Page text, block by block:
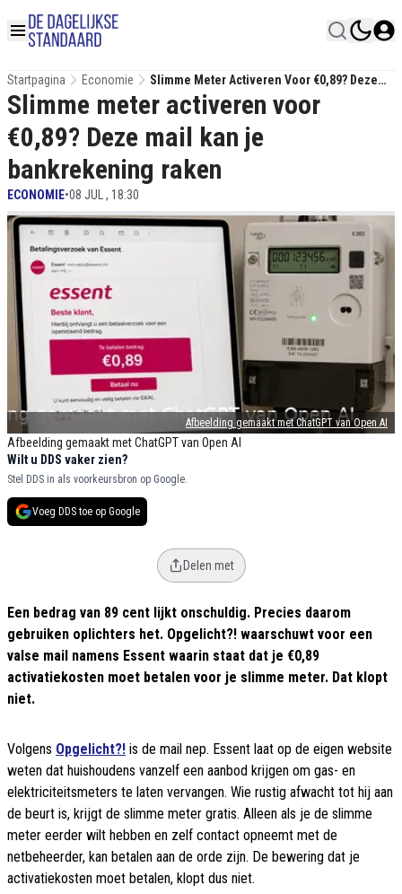
Startpagina Economie
Slimme Meter Activeren Voor €0,89? Deze
Mail Kan Je Bankrekening Raken
Afbeelding gemaakt met ChatGPT van Open AI
Afbeelding gemaakt met ChatGPT van Open AI
Slimme meter activeren voor
€0,89? Deze mail kan je
bankrekening raken
ECONOMIE•08 JUL , 18:30
Wilt u DDS vaker zien?
Stel DDS in als voorkeursbron op Google.
Voeg DDS toe op Google
Delen met
Een bedrag van 89 cent lijkt onschuldig. Precies daarom
gebruiken oplichters het. Opgelicht?! waarschuwt voor een
valse mail namens Essent waarin staat dat je €0,89
activatiekosten moet betalen voor je slimme meter. Dat klopt
niet.
Volgens Opgelicht?! is de mail nep. Essent laat op de eigen website
weten dat huishoudens vanzelf een aanbod krijgen om gas- en
elektriciteitsmeters te laten vervangen. Wie rustig afwacht tot hij aan
de beurt is, krijgt de slimme meter gratis. Alleen als je de slimme
meter eerder wilt hebben en zelf contact opneemt met de
netbeheerder, kan betalen aan de orde zijn. De bewering dat je
activatiekosten moet betalen, klopt dus niet.